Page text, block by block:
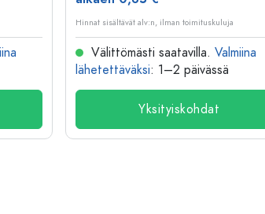
Hinnat sisältävät alv:n, ilman toimituskuluja
Välittömästi saatavilla. Valmiina
lähetettäväksi: 1–2 päivässä
Yksityiskohdat